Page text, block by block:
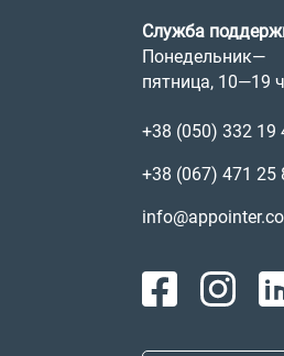
Служба
Понедельник—
пятница, 10—19
+38 (050) 332 19
+38 (067) 471 25